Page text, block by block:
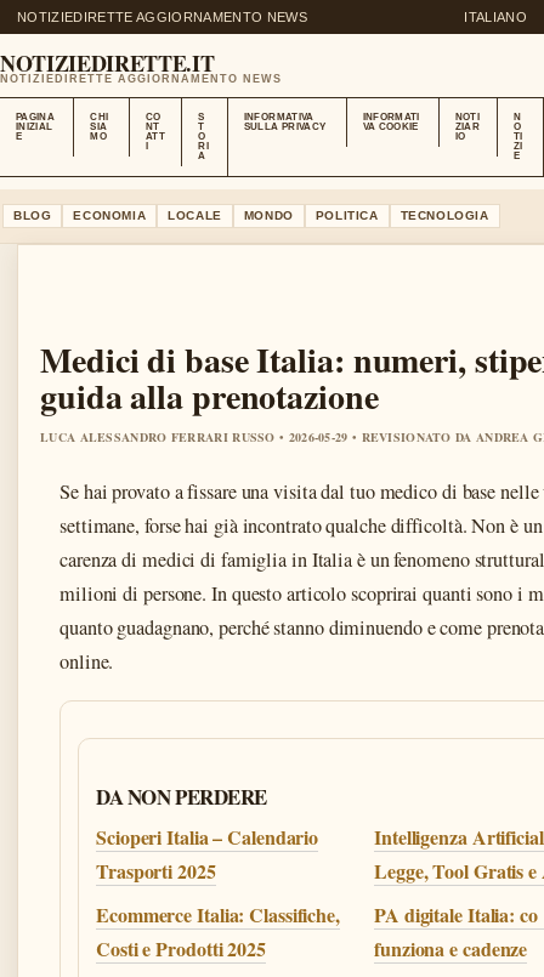
NOTIZIEDIRETTE AGGIORNAMENTO NEWS ITALIANO
NOTIZIEDIRETTE.IT
NOTIZIEDIRETTE AGGIORNAMENTO NEWS
PAGINA
INIZIAL
E
CHI
SIA
MO
CO
NT
ATT
S
T
O
RI
A
INFORMATIVA
SULLA PRIVACY
INFORMATI
VA COOKIE
NOTI
ZIAR
IO
N
O
TI
ZI
E
BLOG ECONOMIA LOCALE MONDO POLITICA TECNOLOGIA
Medici di base Italia: numeri,
guida alla prenotazione
LUCA ALESSANDRO FERRARI RUSSO • 2026-05-29 • REVISIONATO DA ANDREA
Se hai provato a fissare una visita dal tuo medico di base
settimane, forse hai già incontrato qualche difficoltà. Non è
carenza di medici di famiglia in Italia è un fenomeno
milioni di persone. In questo articolo scoprirai quanti sono i
quanto guadagnano, perché stanno diminuendo e come
online.
DA NON PERDERE
Scioperi Italia – Calendario
Trasporti 2025
Intelligenza
Legge, Tool Gratis
Ecommerce Italia: Classifiche,
Costi e Prodotti 2025
PA digitale Italia: co
funziona e cadenze